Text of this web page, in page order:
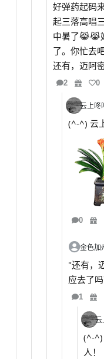
好弹药起码
起三落高唱
中暑了😹😹
了。你忙去
还有，迈阿
2 0
云上咚
(^-^) 云
0
金色加
"还有，
应去了吗
1
云
(^-^)
人！